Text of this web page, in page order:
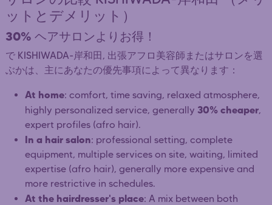
ットとデメリット）
30% ヘアサロンよりお得！
で KISHIWADA-岸和田, 出張アフロ美容師またはサロンを選
ぶかは、主にあなたの優先事項によって異なります：
At home: comfort, time saving, relaxed atmosphere,
highly personalized service, generally 30% cheaper,
expert profiles (afro hair).
In a hair salon: professional setting, complete
equipment, multiple services on site, waiting, limited
expertise (afro hair), generally more expensive and
more restrictive in schedules.
At the hairdresser's place: A mix between both